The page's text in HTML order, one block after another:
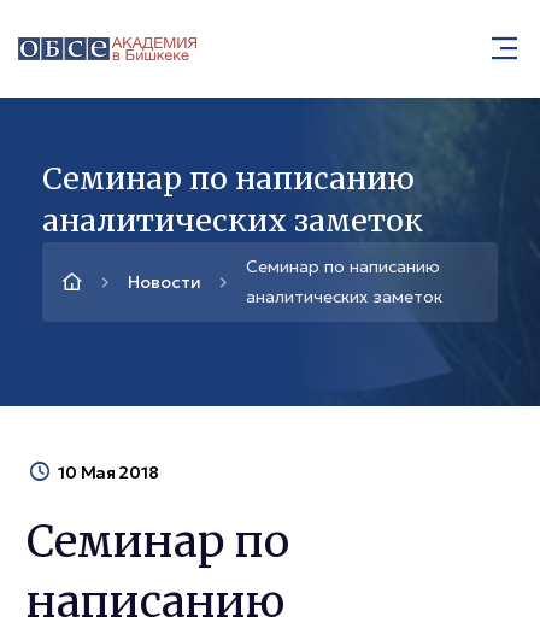
Семинар по написанию
аналитических заметок
Новости
Семинар по написанию
аналитических заметок
10 Мая 2018
Семинар по
написанию